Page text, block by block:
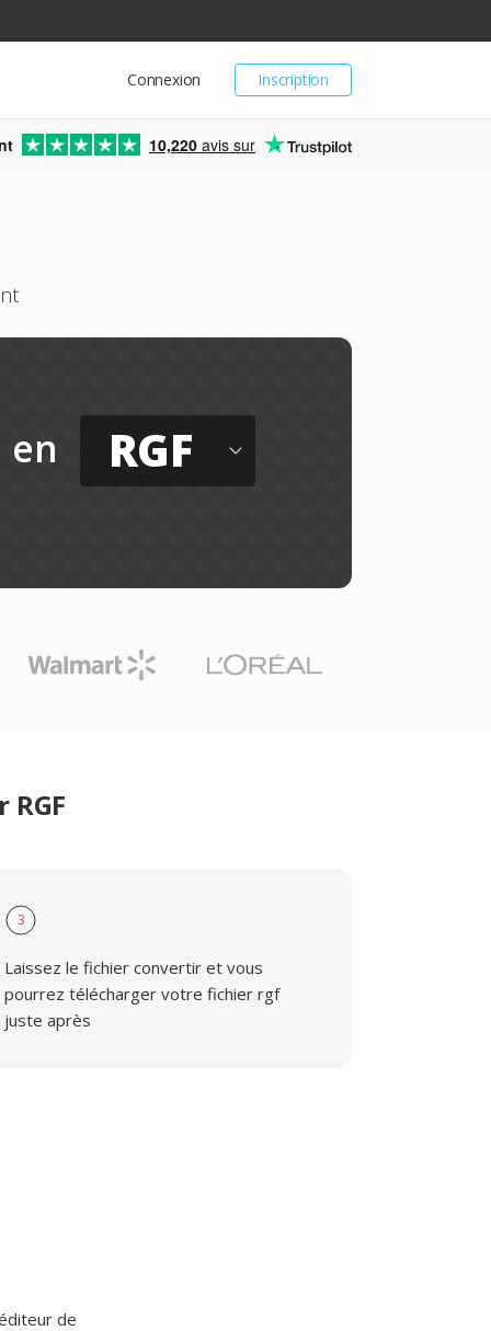
Inscription
Connexion
10,220 avis sur
en RGF
3
Laissez le fichier convertir et vous
pourrez télécharger votre fichier rgf
juste après
de